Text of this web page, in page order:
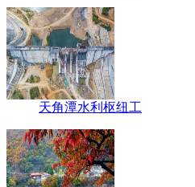
天角潭水利枢纽工